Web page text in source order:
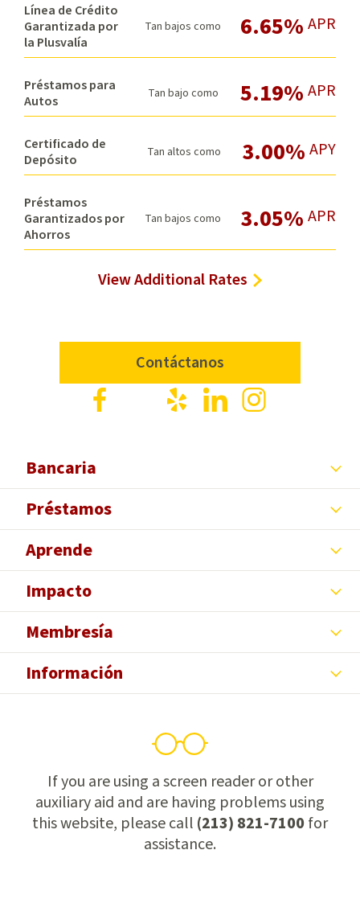
Línea de Crédito
Garantizada por
la Plusvalía
Tan bajos como 6.65% APR
Préstamos para
Autos
Tan bajo como 5.19% APR
Certificado de
Depósito
Tan altos como 3.00% APY
Préstamos
Garantizados por
Ahorros
Tan bajos como 3.05% APR
View Additional Rates
Contáctanos
Facebook Yelp LinkedIn
Bancaria
Préstamos
Aprende
Impacto
Membresía
Información
If you are using a screen reader or other
auxiliary aid and are having problems using
this website, please call (213) 821-7100for
assistance.